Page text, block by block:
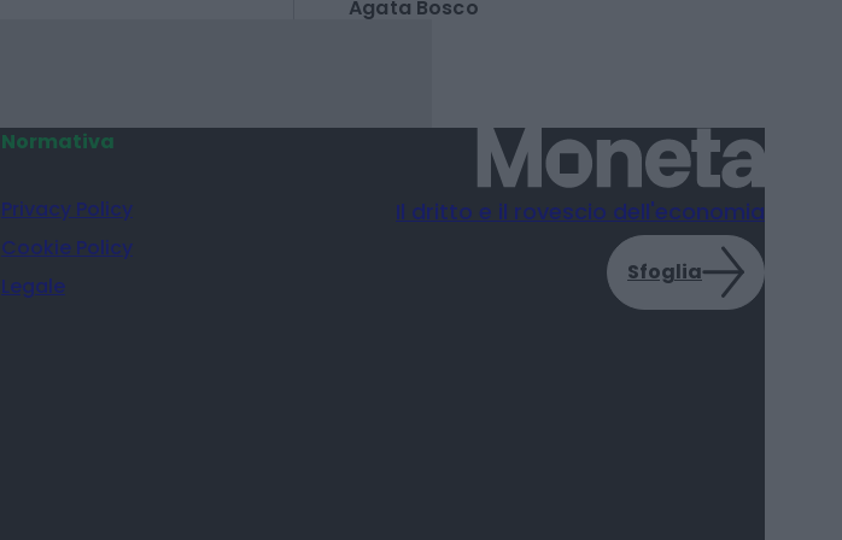
Normativa
Il dritto e il rovescio dell'economia